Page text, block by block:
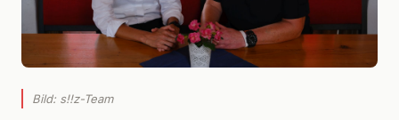
Bild: s!!z-Team